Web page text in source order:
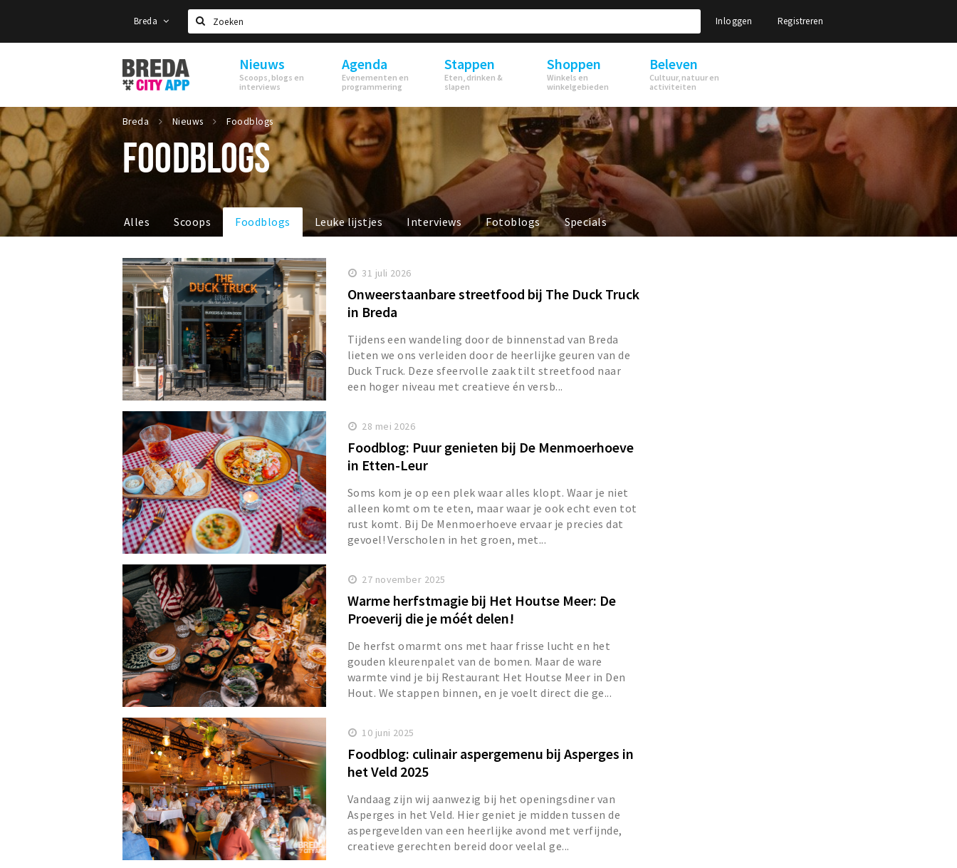
Breda
Zoeken
Inloggen Registreren
Stappen
&
Shoppen
Breda
Nieuws
Scoops, blogs en
interviews
Agenda
Evenementen en
programmering
Stappen
Eten, drinken &
slapen
Shoppen
Winkels en
winkelgebieden
Beleven
Cultuur, natuur en
activiteiten
Breda Nieuws Foodblogs
FOODBLOGS
Alles Scoops Foodblogs Leuke lijstjes Interviews Fotoblogs Specials
31 juli 2026
Onweerstaanbare streetfood bij The Duck Truck
in Breda
Tijdens een wandeling door de binnenstad van Breda
lieten we ons verleiden door de heerlijke geuren van de
Duck Truck. Deze sfeervolle zaak tilt streetfood naar
een hoger niveau met creatieve én versb...
28 mei 2026
Foodblog: Puur genieten bij De Menmoerhoeve
in Etten-Leur
Soms kom je op een plek waar alles klopt. Waar je niet
alleen komt om te eten, maar waar je ook echt even tot
rust komt. Bij De Menmoerhoeve ervaar je precies dat
gevoel! Verscholen in het groen, met...
27 november 2025
Warme herfstmagie bij Het Houtse Meer: De
Proeverij die je móét delen!
De herfst omarmt ons met haar frisse lucht en het
gouden kleurenpalet van de bomen. Maar de ware
warmte vind je bij Restaurant Het Houtse Meer in Den
Hout. We stappen binnen, en je voelt direct die ge...
10 juni 2025
Foodblog: culinair aspergemenu bij Asperges in
het Veld 2025
Vandaag zijn wij aanwezig bij het openingsdiner van
Asperges in het Veld. Hier geniet je midden tussen de
aspergevelden van een heerlijke avond met verfijnde,
creatieve gerechten bereid door veelal ge...